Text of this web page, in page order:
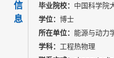
学生信息
我的相册
信
息
毕业院校： 中国科学院
学位： 博士
所在单位： 能源与动力
学科： 工程热物理